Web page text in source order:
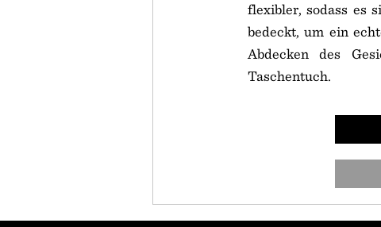
flexibler, sodass es
bedeckt, um ein
Abdecken des
Taschentuch.